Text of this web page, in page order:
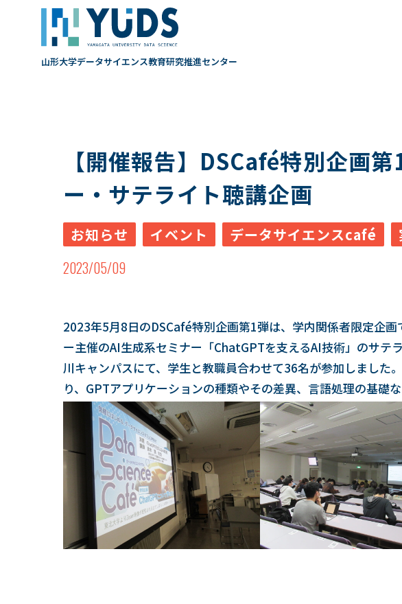
山形大学データサイエンス教育研究推進センター
【開催報告】DSCafé特別企画
ー・サテライト聴講企画
お知らせ イベント データサイエンスcafé
2023/05/09
2023年5月8日のDSCafé特別企画第1弾は、学内関係者限定企
ー主催のAI生成系セミナー「ChatGPTを支えるAI技術」のサテ
川キャンパスにて、学生と教職員合わせて36名が参加しました
り、GPTアプリケーションの種類やその差異、言語処理の基礎な